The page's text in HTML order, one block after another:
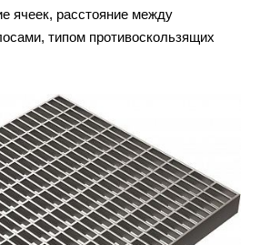
ячеек, расстояние между
типом противоскользящих